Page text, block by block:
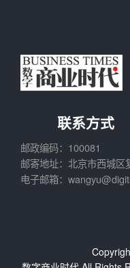
联系方式
邮政编码：100081
邮寄地址：北京市西城区
电子邮箱：